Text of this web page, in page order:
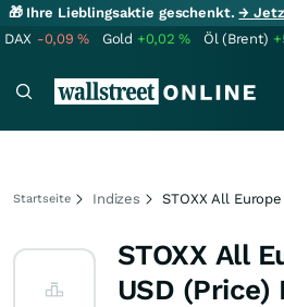
🎁 Ihre Lieblingsaktie geschenkt.→
DAX -0,09% Gold +0,02% Öl (Brent)
Startseite Indizes STOXX All
STOXX All
USD (Price)